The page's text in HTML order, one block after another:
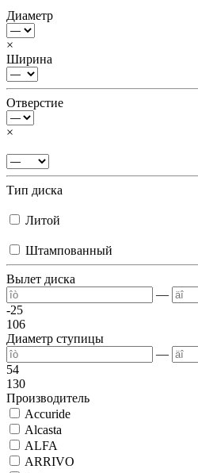
Диаметр
×
Ширина
Отверстие
×
Тип диска
Литой
Штампованный
Вылет диска
—
-25
106
Диаметр ступицы
—
54
130
Производитель
Accuride
Alcasta
ALFA
ARRIVO